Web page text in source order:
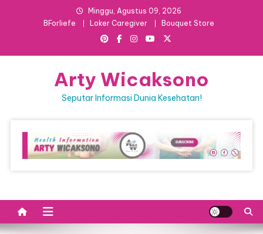
Minggu, Agustus 09, 2026
BForliefe
Loker Caregiver Bouquet Store
Arty Wicaksono
Seputar Informasi Dunia Kesehatan!